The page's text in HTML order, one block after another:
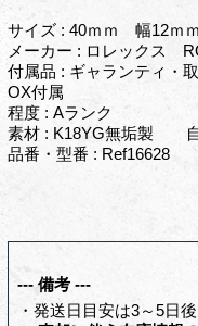
サイズ : 40ｍｍ 幅12ｍ
メーカー : ロレックス
付属品 : ギャランティ・
OX付属
程度 : Aランク
素材 : K18YG無垢製 自
品番・型番 : Ref16628
--- 備考 ---
・発送日目安は3～5日後